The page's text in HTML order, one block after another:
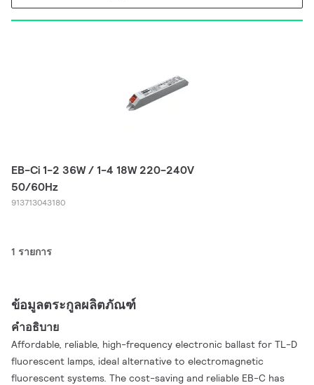
EB-Ci 1-2 36W / 1-4 18W 220-240V
50/60Hz
913713043180
1 รายการ
ข้อมูลตระกูลผลิตภัณฑ์
คำอธิบาย
Affordable, reliable, high-frequency electronic ballast for TL-D
fluorescent lamps, ideal alternative to electromagnetic
fluorescent systems. The cost-saving and reliable EB-C has